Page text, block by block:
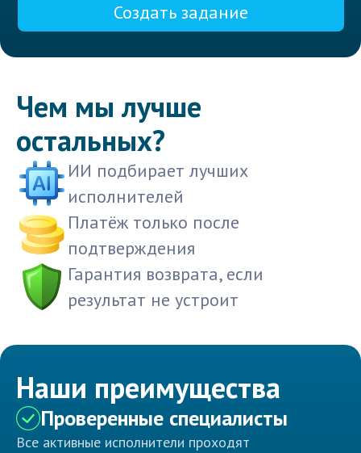
Создать задание
Чем мы лучше
остальных?
ИИ подбирает лучших
исполнителей
Платёж только после
подтверждения
Гарантия возврата, если
результат не устроит
Наши преимущества
Проверенные специалисты
Все активные исполнители проходят